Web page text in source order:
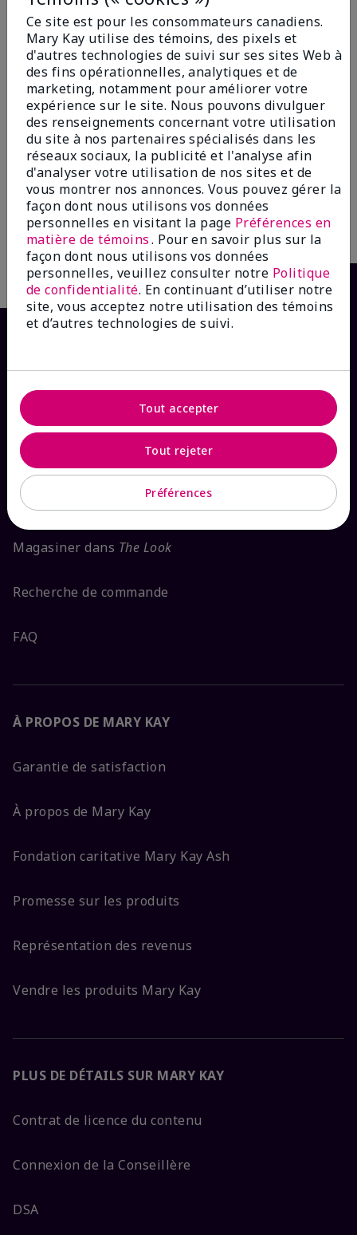
Eau de parfum Confidently
Youᴹᶜ Mary Kayᴹᴰ
66,00 $
Ajouter au sac
Eau de Cologne en
atomiseur Domainᴹᴰ
55,00 $
Ajouter au sac
COMMENT POUVONS-NOUS AIDER?
Abonnement aux courriels
Magasiner dans The Look
Recherche de commande
FAQ
À PROPOS DE MARY KAY
Garantie de satisfaction
À propos de Mary Kay
Fondation caritative Mary Kay Ash
Promesse sur les produits
Représentation des revenus
Vendre les produits Mary Kay
PLUS DE DÉTAILS SUR MARY KAY
Contrat de licence du contenu
Connexion de la Conseillère
DSA
Ce site est pour les consommateurs canadiens.
Mary Kay utilise des témoins, des pixels et
d'autres technologies de suivi sur ses sites Web à
des fins opérationnelles, analytiques et de
marketing, notamment pour améliorer votre
expérience sur le site. Nous pouvons divulguer
des renseignements concernant votre utilisation
du site à nos partenaires spécialisés dans les
réseaux sociaux, la publicité et l'analyse afin
d'analyser votre utilisation de nos sites et de
vous montrer nos annonces. Vous pouvez gérer la
façon dont nous utilisons vos données
personnelles en visitant la page Préférences en
matière de témoins. Pour en savoir plus sur la
façon dont nous utilisons vos données
personnelles, veuillez consulter notre Politique
de confidentialité. En continuant d’utiliser notre
site, vous acceptez notre utilisation des témoins
et d’autres technologies de suivi.
Préférences
Tout rejeter
Tout accepter